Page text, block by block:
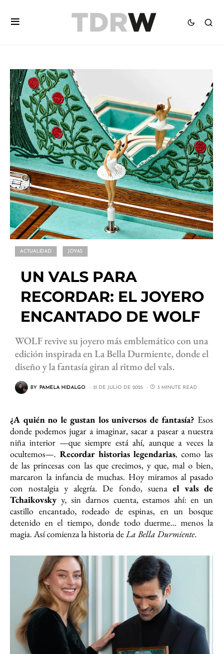
ACTUALIDAD JOYAS
UN VALS PARA
RECORDAR: EL JOYERO
ENCANTADO DE WOLF
WOLF revive su joyero más emblemático con una
edición inspirada en La Bella Durmiente, donde el
diseño y la fantasía giran al ritmo del vals.
BY PAMELA HIDALGO 21 DE JULIO DE 2025 3 MINUTE READ
¿A quién no le gustan los universos de fantasía? Esos
donde podemos jugar a imaginar, sacar a pasear a nuestra
niña interior —que siempre está ahí, aunque a veces la
ocultemos—. Recordar historias legendarias, como las
de las princesas con las que crecimos, y que, mal o bien,
marcaron la infancia de muchas. Hoy miramos al pasado
con nostalgia y alegría. De fondo, suena el vals de
Tchaikovsky y, sin darnos cuenta, estamos ahí: en un
castillo encantado, rodeado de espinas, en un bosque
detenido en el tiempo, donde todo duerme… menos la
magia. Así comienza la historia deLa Bella Durmiente.